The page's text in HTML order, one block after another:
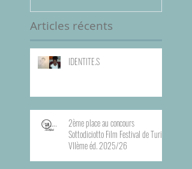
Articles récents
IDENTITE.S
2ème place au concours
Sottodiciotto Film Festival de Turin,
VIIème éd. 2025/26